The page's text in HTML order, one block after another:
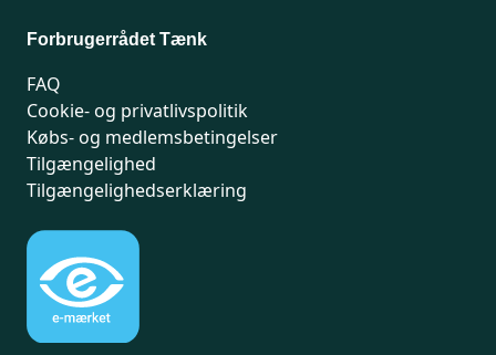
Forbrugerrådet Tænk
FAQ
Cookie- og privatlivspolitik
Købs- og medlemsbetingelser
Tilgængelighed
Tilgængelighedserklæring